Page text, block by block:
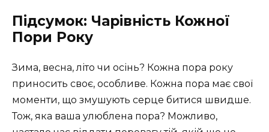
Підсумок: Чарівність Кожної
Пори Року
Зима, весна, літо чи осінь? Кожна пора року
приносить своє, особливе. Кожна пора має свої
моменти, що змушують серце битися швидше.
Тож, яка ваша улюблена пора? Можливо,